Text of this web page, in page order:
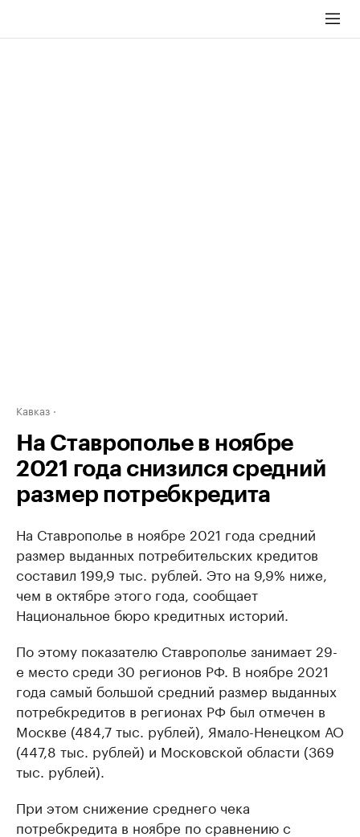
Кавказ
На Ставрополье в ноябре
2021 года снизился средний
размер потребкредита
На Ставрополье в ноябре 2021 года средний
размер выданных потребительских кредитов
составил 199,9 тыс. рублей. Это на 9,9% ниже,
чем в октябре этого года, сообщает
Национальное бюро кредитных историй.
По этому показателю Ставрополье занимает 29-
е место среди 30 регионов РФ. В ноябре 2021
года самый большой средний размер выданных
потребкредитов в регионах РФ был отмечен в
Москве (484,7 тыс. рублей), Ямало-Ненецком АО
(447,8 тыс. рублей) и Московской области (369
тыс. рублей).
При этом снижение среднего чека
потребкредита в ноябре по сравнению с